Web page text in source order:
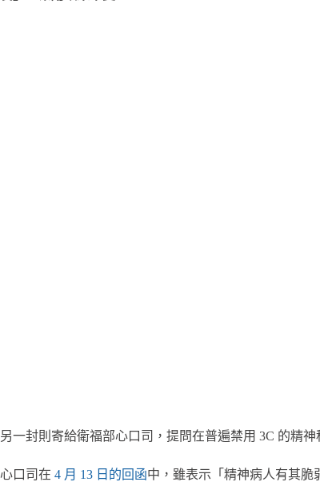
另一封則寄給衛福部心口司，提問在普遍禁用 3C 的精
心口司在 4 月 13 日的回函中，雖表示「精神病人有其脆